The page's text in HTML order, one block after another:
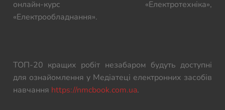
онлайн-курс «Електротехніка»,
«Електрообладнання».
ТОП-20 кращих робіт незабаром будуть доступні
для ознайомлення у Медіатеці електронних засобів
навчання https://nmcbook.com.ua.